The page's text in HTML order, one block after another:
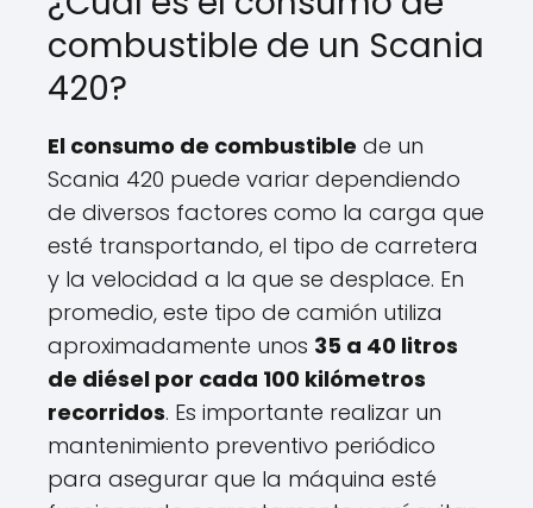
combustible de un Scania
420?
El consumo de combustible de un
Scania 420 puede variar dependiendo
de diversos factores como la carga que
esté transportando, el tipo de carretera
y la velocidad a la que se desplace. En
promedio, este tipo de camión utiliza
aproximadamente unos 35 a 40 litros
de diésel por cada 100 kilómetros
recorridos. Es importante realizar un
mantenimiento preventivo periódico
para asegurar que la máquina esté